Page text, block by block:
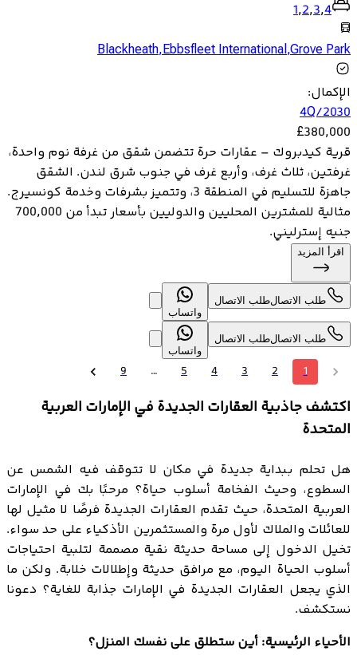
1,2,3,4
Blackheath,Ebbsfleet International,Grove Park
الإكمال:
4Q/2030
£380,000
قرية كيدبروك – عقارات حرة تتضمن شقق من غرفة نوم واحدة،
غرفتين، ثلاث غرف، وأربع غرف في جنوب شرق لندن. الشقق
جاهزة للتسليم في المنطقة 3، وتتميز بشرفات وخدمة كونسيرج.
مثالية للمشترين المحليين والدوليين بأسعار تبدأ من 700,000
جنيه إسترليني.
اقرأ المزيد
طلب الاتصالطلب الاتصال
واتساب
طلب الاتصالطلب الاتصال
واتساب
1
2
3
4
5
…
9
اكتشف جاذبية العقارات الجديدة في الإمارات العربية
المتحدة
هل تحلم ببداية جديدة في مكان لا تتوقف فيه الشمس عن
السطوع، وحيث الفخامة أسلوب حياة؟ مرحبًا بك في الإمارات
العربية المتحدة، حيث تقدم العقارات الجديدة فرصًا لا مثيل لها
للعائلات والملاك لأول مرة والمستثمرين الأذكياء على حد سواء.
تخيل الدخول إلى مساحة حديثة نقية مصممة لتلبية احتياجات
أسلوب الحياة اليوم، مع مرافق حديثة وإطلالات خلابة. ولكن ما
الذي يجعل العقارات الجديدة في الإمارات جذابة للغاية؟ دعونا
نستكشف.
الأحياء الرئيسية: أين ستطلق على نفسك المنزل؟